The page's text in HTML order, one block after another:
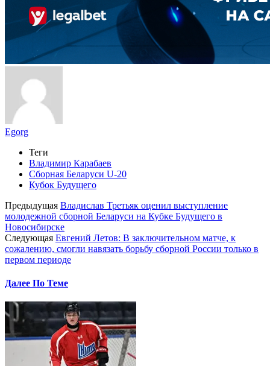
Egorg
Теги
Владимир Карабаев
Сборная Беларуси U-20
Кубок Будущего
Предыдущая Владислав Третьяк оценил выступление
молодежной сборной Беларуси на Кубке Будущего в
Новосибирске
Следующая Евгений Летов: В заключительном матче, к
сожалению, смогли навязать борьбу сборной России только в
первом периоде
Далее По Теме